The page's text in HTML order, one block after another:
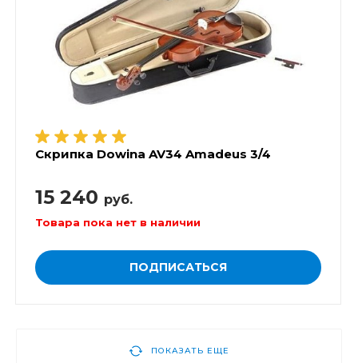
Скрипка Dowina AV34 Amadeus 3/4
15 240 руб.
Товара пока нет в наличии
ПОДПИСАТЬСЯ
ПОКАЗАТЬ ЕЩЕ